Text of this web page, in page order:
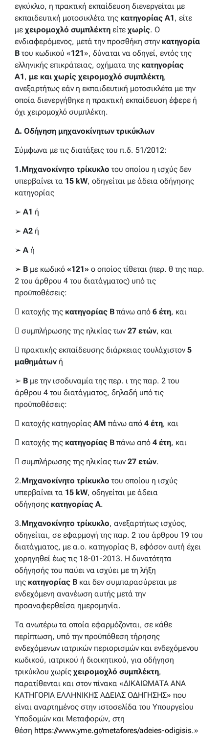
εγκύκλιο, η πρακτική εκπαίδευση διενεργείται με
εκπαιδευτική μοτοσικλέτα της κατηγορίας Α1, είτε
με χειρομοχλό συμπλέκτη είτε χωρίς. Ο
ενδιαφερόμενος, μετά την προσθήκη στην κατηγορία
Β του κωδικού «121», δύναται να οδηγεί, εντός της
ελληνικής επικράτειας, οχήματα της κατηγορίας
Α1, με και χωρίς χειρομοχλό συμπλέκτη,
ανεξαρτήτως εάν η εκπαιδευτική μοτοσικλέτα με την
οποία διενεργήθηκε η πρακτική εκπαίδευση έφερε ή
όχι χειρομοχλό συμπλέκτη.
Δ. Οδήγηση μηχανοκίνητων τρικύκλων
Σύμφωνα με τις διατάξεις του π.δ. 51/2012:
1. Μηχανοκίνητο τρίκυκλο του οποίου η ισχύς δεν
υπερβαίνει τα 15 kW, οδηγείται με άδεια οδήγησης
κατηγορίας
➢ Α1 ή
➢ Α2 ή
➢ Α ή
➢ Β με κωδικό «121» ο οποίος τίθεται (περ. θ της παρ.
2 του άρθρου 4 του διατάγματος) υπό τις
προϋποθέσεις:
 κατοχής της κατηγορίας Β πάνω από 6 έτη, και
 συμπλήρωσης της ηλικίας των 27 ετών, και
 πρακτικής εκπαίδευσης διάρκειας τουλάχιστον 5
μαθημάτων ή
➢ Β με την ισοδυναμία της περ. ι της παρ. 2 του
άρθρου 4 του διατάγματος, δηλαδή υπό τις
προϋποθέσεις:
 κατοχής κατηγορίας ΑΜ πάνω από 4 έτη, και
 κατοχής της κατηγορίας Β πάνω από 4 έτη, και
 συμπλήρωσης της ηλικίας των 27 ετών.
2.Μηχανοκίνητο τρίκυκλο του οποίου η ισχύς
υπερβαίνει τα 15 kW, οδηγείται με άδεια
οδήγησης κατηγορίας Α.
3.Μηχανοκίνητο τρίκυκλο, ανεξαρτήτως ισχύος,
οδηγείται, σε εφαρμογή της παρ. 2 του άρθρου 19 του
διατάγματος, με α.ο. κατηγορίας Β, εφόσον αυτή έχει
χορηγηθεί έως τις 18-01-2013. Η δυνατότητα
οδήγησής του παύει να ισχύει με τη λήξη
της κατηγορίας Β και δεν συμπαρασύρεται με
ενδεχόμενη ανανέωση αυτής μετά την
προαναφερθείσα ημερομηνία.
Τα ανωτέρω τα οποία εφαρμόζονται, σε κάθε
περίπτωση, υπό την προϋπόθεση τήρησης
ενδεχόμενων ιατρικών περιορισμών και ενδεχόμενου
κωδικού, ιατρικού ή διοικητικού, για οδήγηση
τρικύκλου χωρίς χειρομοχλό συμπλέκτη,
παρατίθενται και στον πίνακα «ΔΙΚΑΙΩΜΑΤΑ ΑΝΑ
ΚΑΤΗΓΟΡΙΑ ΕΛΛΗΝΙΚΗΣ ΑΔΕΙΑΣ ΟΔΗΓΗΣΗΣ» που
είναι αναρτημένος στην ιστοσελίδα του Υπουργείου
Υποδομών και Μεταφορών, στη
θέση https://www.yme.gr/metafores/adeies-odigisis.»